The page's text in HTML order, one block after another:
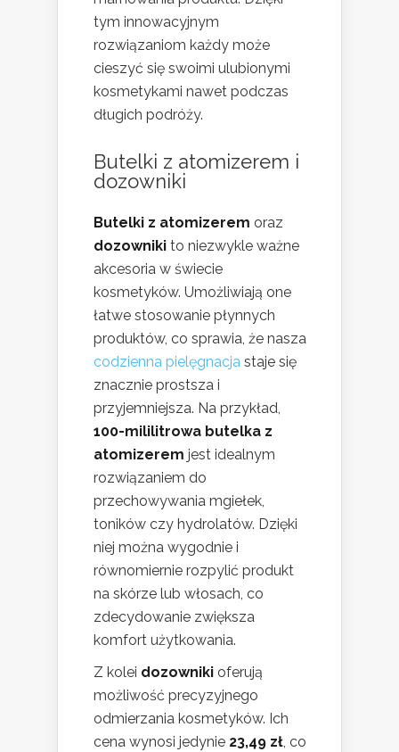
tym innowacyjnym
rozwiązaniom każdy może
cieszyć się swoimi ulubionymi
kosmetykami nawet podczas
długich podróży.
Butelki z atomizerem i
dozowniki
Butelki z atomizerem oraz
dozowniki to niezwykle ważne
akcesoria w świecie
kosmetyków. Umożliwiają one
łatwe stosowanie płynnych
produktów, co sprawia, że nasza
codzienna pielęgnacja staje się
znacznie prostsza i
przyjemniejsza. Na przykład,
100-mililitrowa butelka z
atomizerem jest idealnym
rozwiązaniem do
przechowywania mgiełek,
toników czy hydrolatów. Dzięki
niej można wygodnie i
równomiernie rozpylić produkt
na skórze lub włosach, co
zdecydowanie zwiększa
komfort użytkowania.
Z kolei dozowniki oferują
możliwość precyzyjnego
odmierzania kosmetyków. Ich
cena wynosi jedynie 23,49 zł, co